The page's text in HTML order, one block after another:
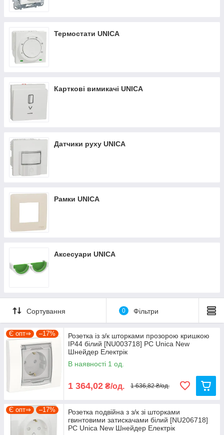
Термостати UNICA
Карткові вимикачі UNICA
Датчики руху UNICA
Рамки UNICA
Аксесуари UNICA
Сортування 0 Фільтри
Є опт⇒ –17%
Розетка із з/к шторками прозорою кришкою
IP44 білий [NU003718] PC Unica New
Шнейдер Електрік
В наявності 1 од.
1 364,02 ₴/од. 1 636,82 ₴/од.
Є опт⇒ –17%
Розетка подвійна з з/к зі шторками
гвинтовими затискачами білий [NU206718]
PC Unica New Шнейдер Електрік